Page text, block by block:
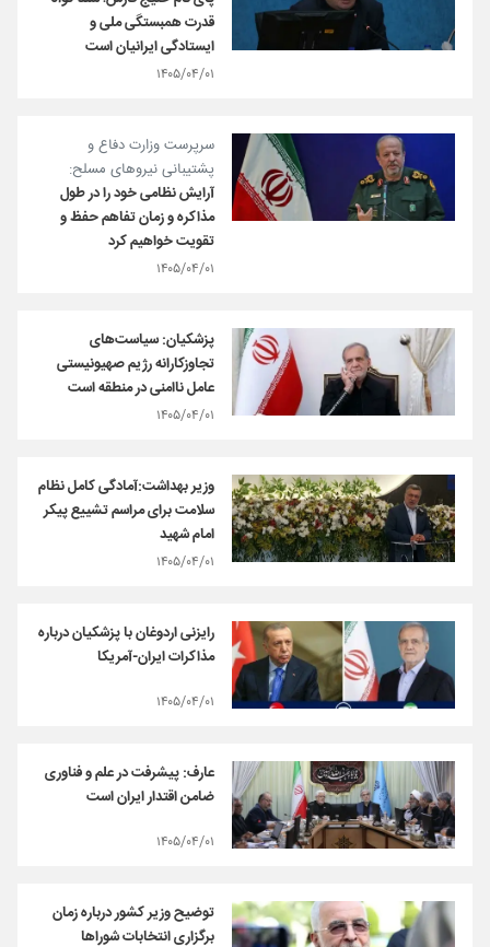
قدرت همبستگی ملی و
ایستادگی ایرانیان است
۱۴۰۵/۰۴/۰۱
سرپرست وزارت دفاع و
پشتیبانی نیروهای مسلح:
آرایش نظامی خود را در طول
مذاکره و زمان تفاهم حفظ و
تقویت خواهیم کرد
۱۴۰۵/۰۴/۰۱
پزشکیان: سیاست‌های
تجاوزکارانه رژیم صهیونیستی
عامل ناامنی در منطقه است
۱۴۰۵/۰۴/۰۱
وزیر بهداشت:آمادگی کامل نظام
سلامت برای مراسم تشییع پیکر
امام شهید
۱۴۰۵/۰۴/۰۱
رایزنی اردوغان با پزشکیان درباره
مذاکرات ایران-آمریکا
۱۴۰۵/۰۴/۰۱
عارف: پیشرفت در علم و فناوری
ضامن اقتدار ایران است
۱۴۰۵/۰۴/۰۱
توضیح وزیر کشور درباره زمان
برگزاری انتخابات شورا‌ها